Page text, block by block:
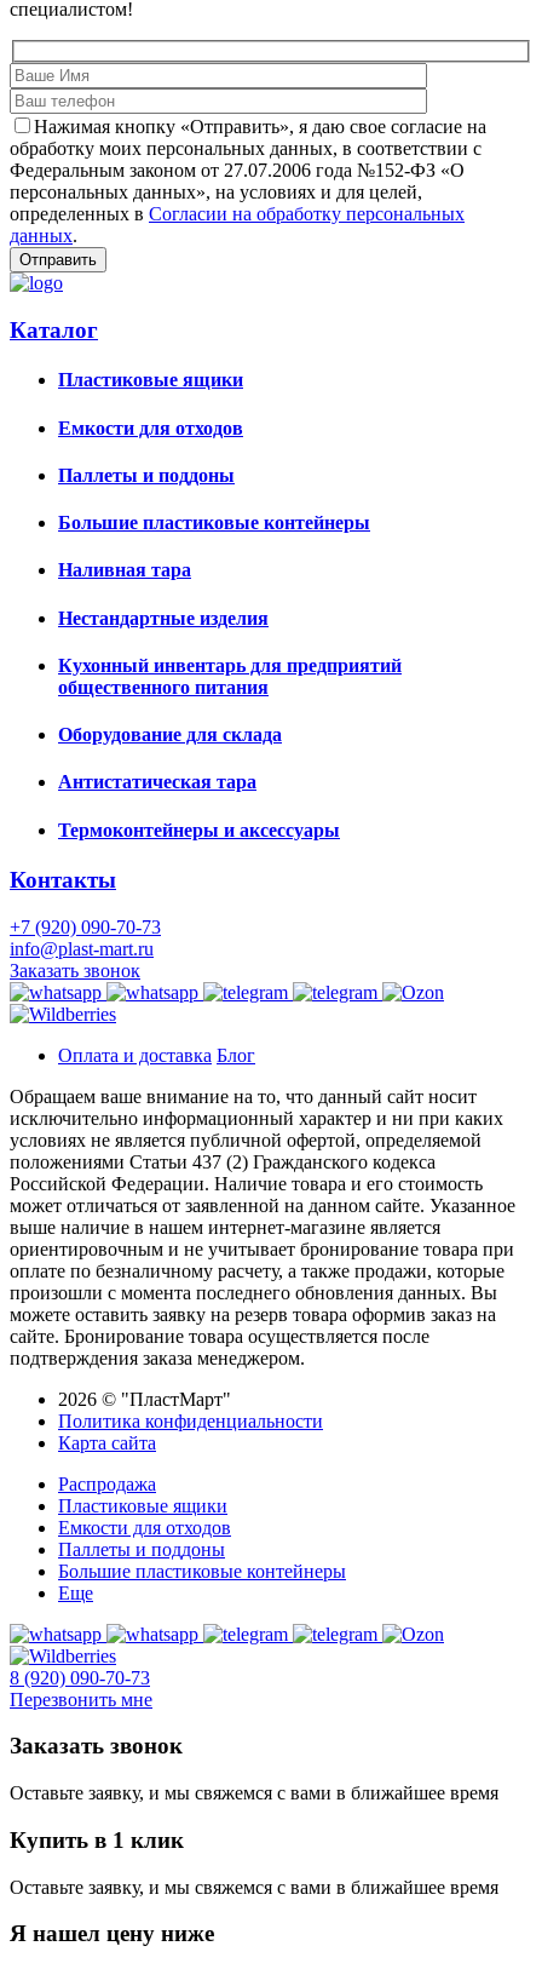
специалистом!
Нажимая кнопку «Отправить», я даю свое согласие на
обработку моих персональных данных, в соответствии с
Федеральным законом от 27.07.2006 года №152-ФЗ «О
персональных данных», на условиях и для целей,
определенных в Согласии на обработку персональных
данных.
Каталог
Пластиковые ящики
Емкости для отходов
Паллеты и поддоны
Большие пластиковые контейнеры
Наливная тара
Нестандартные изделия
Кухонный инвентарь для предприятий
общественного питания
Оборудование для склада
Антистатическая тара
Термоконтейнеры и аксессуары
Контакты
+7 (920) 090-70-73
info@plast-mart.ru
Заказать звонок
Оплата и доставка Блог
Обращаем ваше внимание на то, что данный сайт носит
исключительно информационный характер и ни при каких
условиях не является публичной офертой, определяемой
положениями Статьи 437 (2) Гражданского кодекса
Российской Федерации. Наличие товара и его стоимость
может отличаться от заявленной на данном сайте. Указанное
выше наличие в нашем интернет-магазине является
ориентировочным и не учитывает бронирование товара при
оплате по безналичному расчету, а также продажи, которые
произошли с момента последнего обновления данных. Вы
можете оставить заявку на резерв товара оформив заказ на
сайте. Бронирование товара осуществляется после
подтверждения заказа менеджером.
2026 © "ПластМарт"
Политика конфиденциальности
Карта сайта
Распродажа
Пластиковые ящики
Емкости для отходов
Паллеты и поддоны
Большие пластиковые контейнеры
Еще
8 (920) 090-70-73
Перезвонить мне
Заказать звонок
Оставьте заявку, и мы свяжемся с вами в ближайшее время
Купить в 1 клик
Оставьте заявку, и мы свяжемся с вами в ближайшее время
Я нашел цену ниже